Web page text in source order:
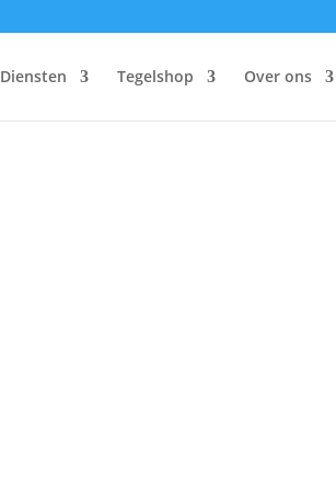
Diensten Tegelshop Over ons